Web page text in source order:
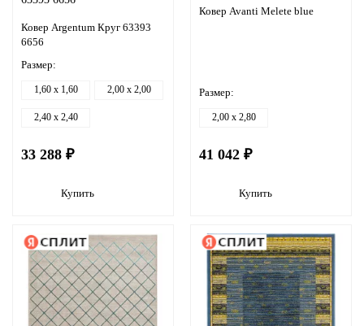
Ковер Argentum Круг 63393
6656
Размер:
1,60 x 1,60 2,00 x 2,00
2,40 x 2,40
33 288 ₽
Купить
Ковер Avanti Melete blue
Размер:
2,00 x 2,80
41 042 ₽
Купить